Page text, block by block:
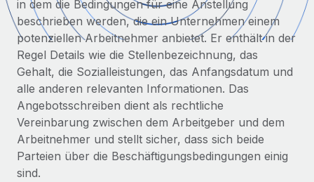
Globales Onboarding und Verwalten von
Freelancer:innen
PEO
Auslagern von komplexen HR-Aufgaben
INFRASTRUKTUR
Remote Embedded
Nahtlose Integration der HR in bestehende Abläufe
WACHSTUMSPHASE
Startups
Agile HR- und Payroll-Lösungen für wachsende
Unternehmen
Mittelstand
Maßgeschneiderte HR-Lösungen, um Teams zu
vergrößern
Gesamtbeschäftigungskosten
Honorarzahlungen berechnen
Informationen zu möglichen Währungen und
Abwicklungsfristen für globale Freelancer:innen
LERNEN MIT REMOTE
Forschung und Leitfäden
Fallstudien
Nederlands
Français
Deutsch
Español
Italiano
Anmelden
in dem die Bedingungen für eine Anstellung
beschrieben werden, die ein Unternehmen einem
potenziellen Arbeitnehmer anbietet. Er enthält in der
Regel Details wie die Stellenbezeichnung, das
Gehalt, die Sozialleistungen, das Anfangsdatum und
alle anderen relevanten Informationen. Das
Angebotsschreiben dient als rechtliche
Vereinbarung zwischen dem Arbeitgeber und dem
Arbeitnehmer und stellt sicher, dass sich beide
Parteien über die Beschäftigungsbedingungen einig
sind.